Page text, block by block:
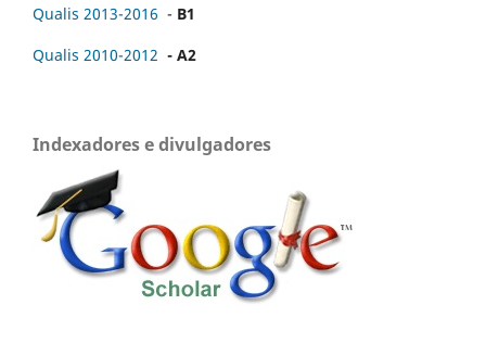
Qualis 2013-2016 - B1
Qualis 2010-2012 - A2
Indexadores e divulgadores